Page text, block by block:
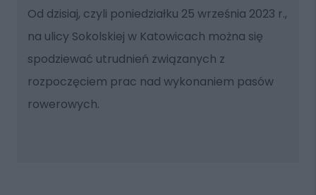
Od dzisiaj, czyli poniedziałku 25 września 2023 r.,
na ulicy Sokolskiej w Katowicach można się
spodziewać utrudnień związanych z
rozpoczęciem prac nad wykonaniem pasów
rowerowych.